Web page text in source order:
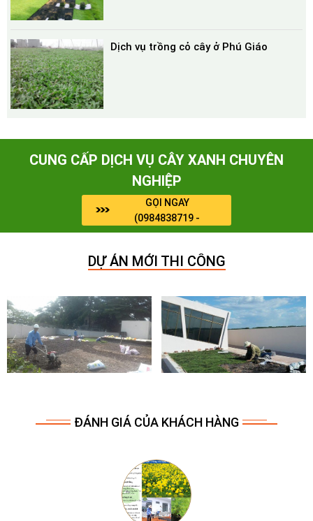
Dịch vụ trồng cỏ cây ở Phú Giáo
CUNG CẤP DỊCH VỤ CÂY XANH CHUYÊN
NGHIỆP
GỌI NGAY
(0984838719 -
0964909071)
DỰ ÁN MỚI THI CÔNG
ĐÁNH GIÁ CỦA KHÁCH HÀNG